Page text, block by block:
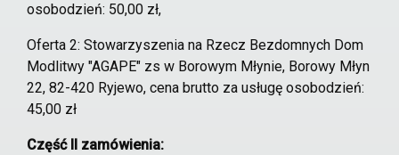
osobodzień: 50,00 zł,
Oferta 2: Stowarzyszenia na Rzecz Bezdomnych Dom
Modlitwy "AGAPE" zs w Borowym Młynie, Borowy Młyn
22, 82-420 Ryjewo, cena brutto za usługę osobodzień:
45,00 zł
Część II zamówienia: